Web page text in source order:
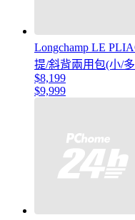
Longchamp LE
提/斜背兩用包(小/
$8,199
$9,999